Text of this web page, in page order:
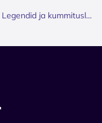
Küünlavalgel Anija mõisas. Legendid ja kummituslood.